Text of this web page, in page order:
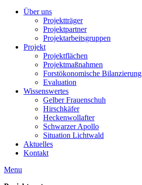
Über uns
Projektträger
Projektpartner
Projektarbeitsgruppen
Projekt
Projektflächen
Projektmaßnahmen
Forstökonomische Bilanzierung
Evaluation
Wissenswertes
Gelber Frauenschuh
Hirschkäfer
Heckenwollafter
Schwarzer Apollo
Situation Lichtwald
Aktuelles
Kontakt
Menu